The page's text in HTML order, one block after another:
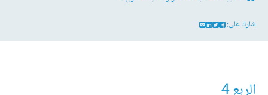
شارك على: